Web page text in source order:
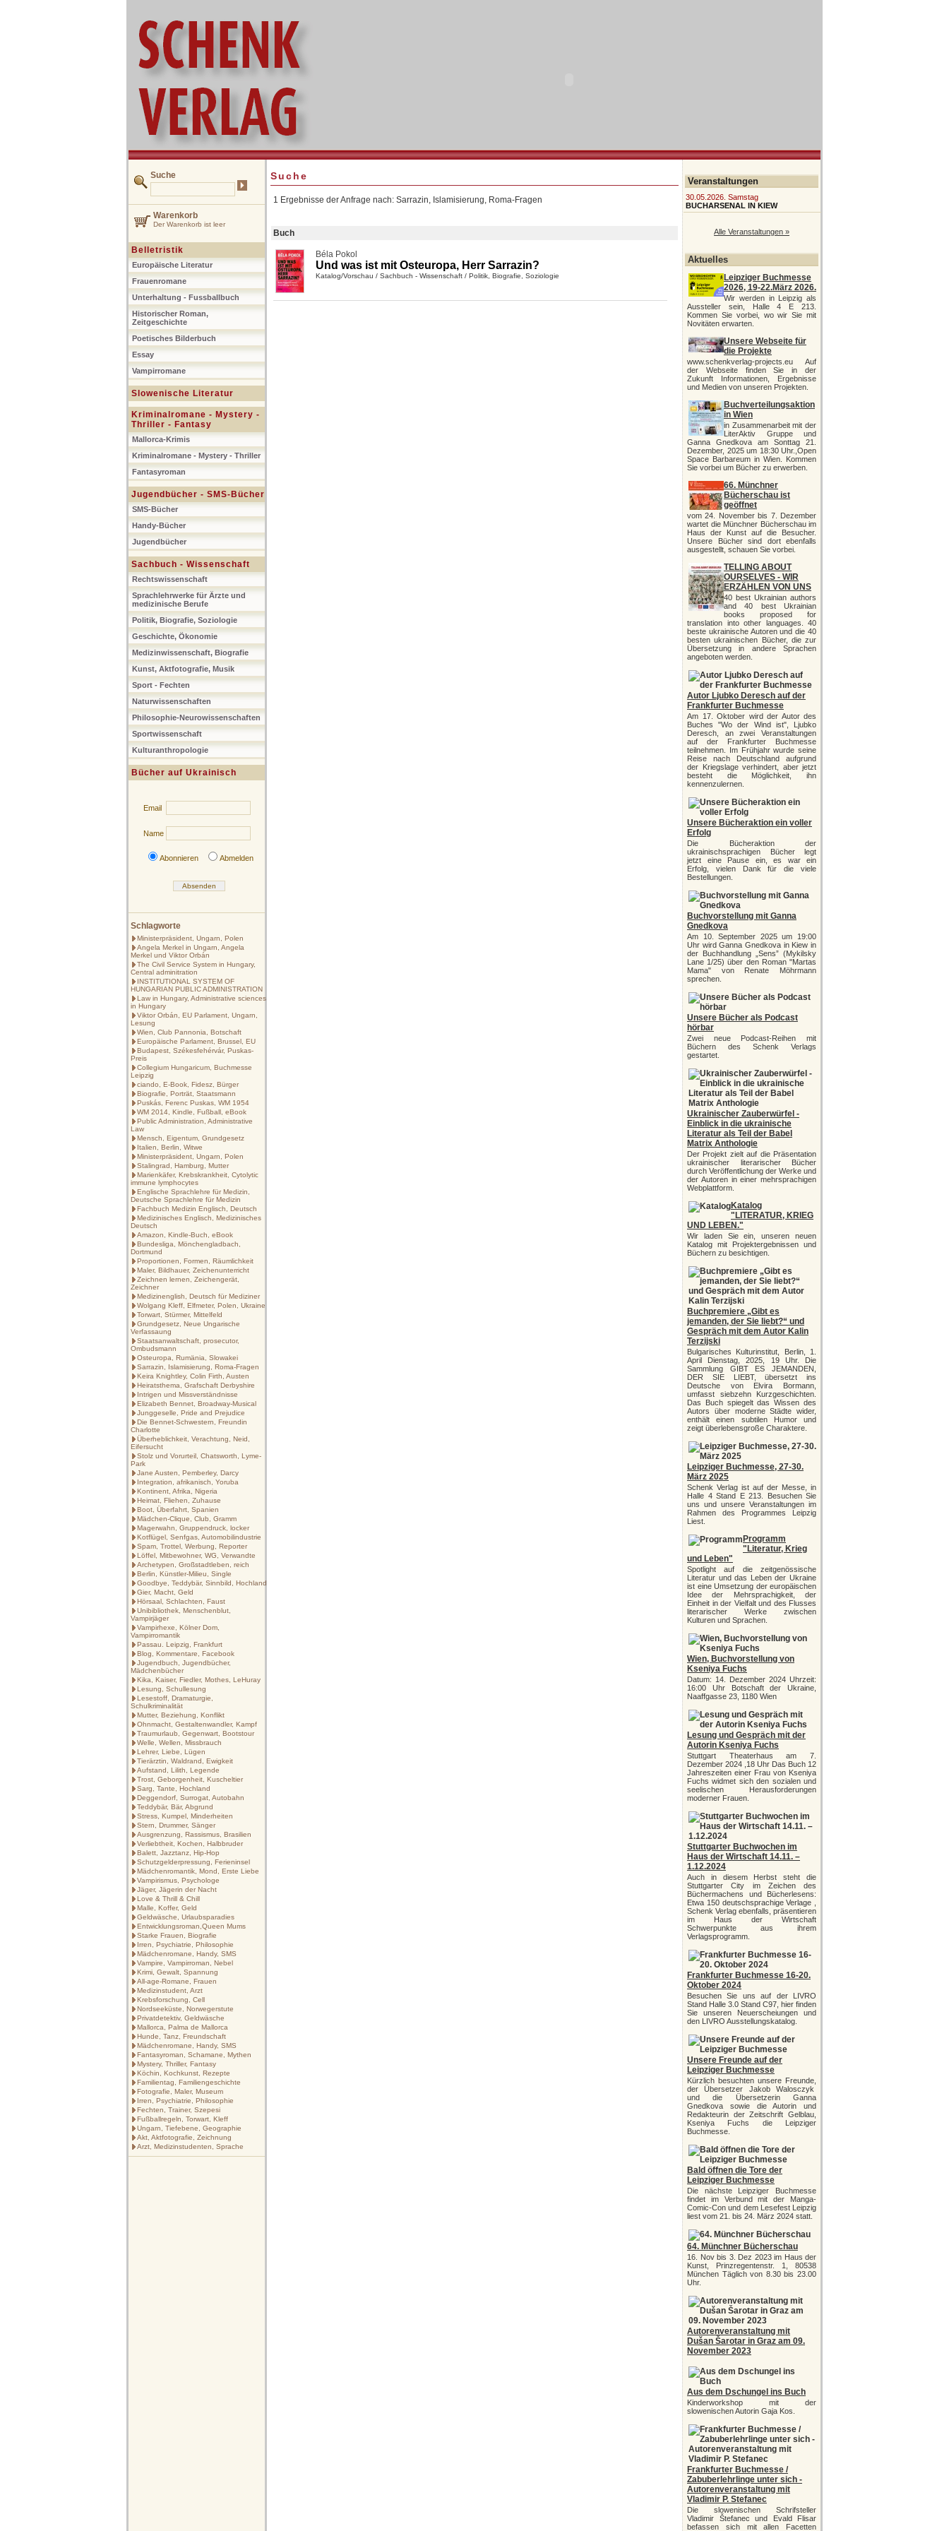
Suche
Warenkorb
Der Warenkorb ist leer
Belletristik
Europäische Literatur
Frauenromane
Unterhaltung - Fussballbuch
Historischer Roman,
Zeitgeschichte
Poetisches Bilderbuch
Essay
Vampirromane
Slowenische Literatur
Kriminalromane - Mystery -
Thriller - Fantasy
Mallorca-Krimis
Kriminalromane - Mystery - Thriller
Fantasyroman
Jugendbücher - SMS-Bücher
SMS-Bücher
Handy-Bücher
Jugendbücher
Sachbuch - Wissenschaft
Rechtswissenschaft
Sprachlehrwerke für Ärzte und
medizinische Berufe
Politik, Biografie, Soziologie
Geschichte, Ökonomie
Medizinwissenschaft, Biografie
Kunst, Aktfotografie, Musik
Sport - Fechten
Naturwissenschaften
Philosophie-Neurowissenschaften
Sportwissenschaft
Kulturanthropologie
Bücher auf Ukrainisch
Email
Name
Abonnieren Abmelden
Schlagworte
Ministerpräsident, Ungarn, Polen
Angela Merkel in Ungarn, Angela
Merkel und Viktor Orbán
The Civil Service System in Hungary,
Central adminitration
INSTITUTIONAL SYSTEM OF
HUNGARIAN PUBLIC ADMINISTRATION
Law in Hungary, Administrative sciences
in Hungary
Viktor Orbán, EU Parlament, Ungarn,
Lesung
Wien, Club Pannonia, Botschaft
Europäische Parlament, Brussel, EU
Budapest, Székesfehérvár, Puskas-
Preis
Collegium Hungaricum, Buchmesse
Leipzig
ciando, E-Book, Fidesz, Bürger
Biografie, Porträt, Staatsmann
Puskás, Ferenc Puskas, WM 1954
WM 2014, Kindle, Fußball, eBook
Public Administration, Administrative
Law
Mensch, Eigentum, Grundgesetz
Italien, Berlin, Witwe
Ministerpräsident, Ungarn, Polen
Stalingrad, Hamburg, Mutter
Marienkäfer, Krebskrankheit, Cytolytic
immune lymphocytes
Englische Sprachlehre für Medizin,
Deutsche Sprachlehre für Medizin
Fachbuch Medizin Englisch, Deutsch
Medizinisches Englisch, Medizinisches
Deutsch
Amazon, Kindle-Buch, eBook
Bundesliga, Mönchengladbach,
Dortmund
Proportionen, Formen, Räumlichkeit
Maler, Bildhauer, Zeichenunterricht
Zeichnen lernen, Zeichengerät,
Zeichner
Medizinenglish, Deutsch für Mediziner
Wolgang Kleff, Elfmeter, Polen, Ukraine
Torwart, Stürmer, Mittelfeld
Grundgesetz, Neue Ungarische
Verfassaung
Staatsanwaltschaft, prosecutor,
Ombudsmann
Osteuropa, Rumänia, Slowakei
Sarrazin, Islamisierung, Roma-Fragen
Keira Knightley, Colin Firth, Austen
Heiratsthema, Grafschaft Derbyshire
Intrigen und Missverständnisse
Elizabeth Bennet, Broadway-Musical
Junggeselle, Pride and Prejudice
Die Bennet-Schwestern, Freundin
Charlotte
Überheblichkeit, Verachtung, Neid,
Eifersucht
Stolz und Vorurteil, Chatsworth, Lyme-
Park
Jane Austen, Pemberley, Darcy
Integration, afrikanisch, Yoruba
Kontinent, Afrika, Nigeria
Heimat, Fliehen, Zuhause
Boot, Überfahrt, Spanien
Mädchen-Clique, Club, Gramm
Magerwahn, Gruppendruck, locker
Kotflügel, Senfgas, Automobilindustrie
Spam, Trottel, Werbung, Reporter
Löffel, Mitbewohner, WG, Verwandte
Archetypen, Großstadtleben, reich
Berlin, Künstler-Milieu, Single
Goodbye, Teddybär, Sinnbild, Hochland
Gier, Macht, Geld
Hörsaal, Schlachten, Faust
Unibibliothek, Menschenblut,
Vampirjäger
Vampirhexe, Kölner Dom,
Vampirromantik
Passau. Leipzig, Frankfurt
Blog, Kommentare, Facebook
Jugendbuch, Jugendbücher,
Mädchenbücher
Kika, Kaiser, Fiedler, Mothes, LeHuray
Lesung, Schullesung
Lesestoff, Dramaturgie,
Schulkriminalität
Mutter, Beziehung, Konflikt
Ohnmacht, Gestaltenwandler, Kampf
Traumurlaub, Gegenwart, Bootstour
Welle, Wellen, Missbrauch
Lehrer, Liebe, Lügen
Tierärztin, Waldrand, Ewigkeit
Aufstand, Lilith, Legende
Trost, Geborgenheit, Kuscheltier
Sarg, Tante, Hochland
Deggendorf, Surrogat, Autobahn
Teddybär, Bär, Abgrund
Stress, Kumpel, Minderheiten
Stern, Drummer, Sänger
Ausgrenzung, Rassismus, Brasilien
Verliebtheit, Kochen, Halbbruder
Balett, Jazztanz, Hip-Hop
Schutzgelderpressung, Ferieninsel
Mädchenromantik, Mond, Erste Liebe
Vampirismus, Psychologe
Jäger, Jägerin der Nacht
Love & Thrill & Chill
Malle, Koffer, Geld
Geldwäsche, Urlaubsparadies
Entwicklungsroman,Queen Mums
Starke Frauen, Biografie
Irren, Psychiatrie, Philosophie
Mädchenromane, Handy, SMS
Vampire, Vampirroman, Nebel
Krimi, Gewalt, Spannung
All-age-Romane, Frauen
Medizinstudent, Arzt
Krebsforschung, Cell
Nordseeküste, Norwegerstute
Privatdetektiv, Geldwäsche
Mallorca, Palma de Mallorca
Hunde, Tanz, Freundschaft
Mädchenromane, Handy, SMS
Fantasyroman, Schamane, Mythen
Mystery, Thriller, Fantasy
Köchin, Kochkunst, Rezepte
Familientag, Familiengeschichte
Fotografie, Maler, Museum
Irren, Psychiatrie, Philosophie
Fechten, Trainer, Szepesi
Fußballregeln, Torwart, Kleff
Ungarn, Tiefebene, Geographie
Akt, Aktfotografie, Zeichnung
Arzt, Medizinstudenten, Sprache
Suche
1 Ergebnisse der Anfrage nach: Sarrazin, Islamisierung, Roma-Fragen
Buch
Béla Pokol
Und was ist mit Osteuropa, Herr Sarrazin?
Katalog/Vorschau / Sachbuch - Wissenschaft / Politik, Biografie, Soziologie
Veranstaltungen
30.05.2026. Samstag
BUCHARSENAL IN KIEW
Alle Veranstaltungen »
Aktuelles
Leipziger Buchmesse
2026, 19-22.März 2026.
Wir werden in Leipzig als
Aussteller sein, Halle 4 E 213.
Kommen Sie vorbei, wo wir Sie mit
Novitäten erwarten.
Unsere Webseite für
die Projekte
www.schenkverlag-projects.eu Auf
der Webseite finden Sie in der
Zukunft Informationen, Ergebnisse
und Medien von unseren Projekten.
Buchverteilungsaktion
in Wien
in Zusammenarbeit mit der
LiterAktiv Gruppe und
Ganna Gnedkova am Sonttag 21.
Dezember, 2025 um 18:30 Uhr.,Open
Space Barbareum in Wien. Kommen
Sie vorbei um Bücher zu erwerben.
66. Münchner
Bücherschau ist
geöffnet
vom 24. November bis 7. Dezember
wartet die Münchner Bücherschau im
Haus der Kunst auf die Besucher.
Unsere Bücher sind dort ebenfalls
ausgestellt, schauen Sie vorbei.
TELLING ABOUT
OURSELVES - WIR
ERZÄHLEN VON UNS
40 best Ukrainian authors
and 40 best Ukrainian
books proposed for
translation into other languages. 40
beste ukrainische Autoren und die 40
besten ukrainischen Bücher, die zur
Übersetzung in andere Sprachen
angeboten werden.
Autor Ljubko Deresch auf der
Frankfurter Buchmesse
Am 17. Oktober wird der Autor des
Buches "Wo der Wind ist", Ljubko
Deresch, an zwei Veranstaltungen
auf der Frankfurter Buchmesse
teilnehmen. Im Frühjahr wurde seine
Reise nach Deutschland aufgrund
der Kriegslage verhindert, aber jetzt
besteht die Möglichkeit, ihn
kennenzulernen.
Unsere Bücheraktion ein voller
Erfolg
Die Bücheraktion der
ukrainischsprachigen Bücher legt
jetzt eine Pause ein, es war ein
Erfolg, vielen Dank für die viele
Bestellungen.
Buchvorstellung mit Ganna
Gnedkova
Am 10. September 2025 um 19:00
Uhr wird Ganna Gnedkova in Kiew in
der Buchhandlung „Sens” (Mykilsky
Lane 1/25) über den Roman "Martas
Mama" von Renate Möhrmann
sprechen.
Unsere Bücher als Podcast
hörbar
Zwei neue Podcast-Reihen mit
Büchern des Schenk Verlags
gestartet.
Ukrainischer Zauberwürfel -
Einblick in die ukrainische
Literatur als Teil der Babel
Matrix Anthologie
Der Projekt zielt auf die Präsentation
ukrainischer literarischer Bücher
durch Veröffentlichung der Werke und
der Autoren in einer mehrsprachigen
Webplattform.
Katalog
"LITERATUR, KRIEG
UND LEBEN."
Wir laden Sie ein, unseren neuen
Katalog mit Projektergebnissen und
Büchern zu besichtigen.
Buchpremiere „Gibt es
jemanden, der Sie liebt?“ und
Gespräch mit dem Autor Kalin
Terzijski
Bulgarisches Kulturinstitut, Berlin, 1.
April Dienstag, 2025, 19 Uhr. Die
Sammlung GIBT ES JEMANDEN,
DER SIE LIEBT, übersetzt ins
Deutsche von Elvira Bormann,
umfasst siebzehn Kurzgeschichten.
Das Buch spiegelt das Wissen des
Autors über moderne Städte wider,
enthält einen subtilen Humor und
zeigt überlebensgroße Charaktere.
Leipziger Buchmesse, 27-30.
März 2025
Schenk Verlag ist auf der Messe, in
Halle 4 Stand E 213. Besuchen Sie
uns und unsere Veranstaltungen im
Rahmen des Programmes Leipzig
Liest.
Programm
"Literatur, Krieg
und Leben"
Spotlight auf die zeitgenössische
Literatur und das Leben der Ukraine
ist eine Umsetzung der europäischen
Idee der Mehrsprachigkeit, der
Einheit in der Vielfalt und des Flusses
literarischer Werke zwischen
Kulturen und Sprachen.
Wien, Buchvorstellung von
Kseniya Fuchs
Datum: 14. Dezember 2024 Uhrzeit:
16:00 Uhr Botschaft der Ukraine,
Naaffgasse 23, 1180 Wien
Lesung und Gespräch mit der
Autorin Kseniya Fuchs
Stuttgart Theaterhaus am 7.
Dezember 2024 ,18 Uhr Das Buch 12
Jahreszeiten einer Frau von Kseniya
Fuchs widmet sich den sozialen und
seelischen Herausforderungen
moderner Frauen.
Stuttgarter Buchwochen im
Haus der Wirtschaft 14.11. –
1.12.2024
Auch in diesem Herbst steht die
Stuttgarter City im Zeichen des
Büchermachens und Bücherlesens:
Etwa 150 deutschsprachige Verlage ,
Schenk Verlag ebenfalls, präsentieren
im Haus der Wirtschaft
Schwerpunkte aus ihrem
Verlagsprogramm.
Frankfurter Buchmesse 16-20.
Oktober 2024
Besuchen Sie uns auf der LIVRO
Stand Halle 3.0 Stand C97, hier finden
Sie unseren Neuerscheiungen und
den LIVRO Ausstellungskatalog.
Unsere Freunde auf der
Leipziger Buchmesse
Kürzlich besuchten unsere Freunde,
der Übersetzer Jakob Walosczyk
und die Übersetzerin Ganna
Gnedkova sowie die Autorin und
Redakteurin der Zeitschrift Gelblau,
Kseniya Fuchs die Leipziger
Buchmesse.
Bald öffnen die Tore der
Leipziger Buchmesse
Die nächste Leipziger Buchmesse
findet im Verbund mit der Manga-
Comic-Con und dem Lesefest Leipzig
liest vom 21. bis 24. März 2024 statt.
64. Münchner Bücherschau
16. Nov bis 3. Dez 2023 im Haus der
Kunst, Prinzregentenstr. 1, 80538
München Täglich von 8.30 bis 23.00
Uhr.
Autorenveranstaltung mit
Dušan Šarotar in Graz am 09.
November 2023
Aus dem Dschungel ins Buch
Kinderworkshop mit der
slowenischen Autorin Gaja Kos.
Frankfurter Buchmesse /
Zabuberlehrlinge unter sich -
Autorenveranstaltung mit
Vladimir P. Stefanec
Die slowenischen Schrifsteller
Vladimir Štefanec und Evald Flisar
befassen sich mit allen Facetten